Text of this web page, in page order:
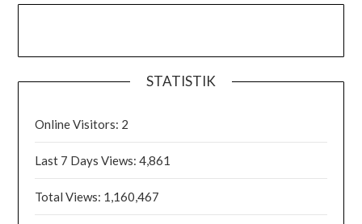
STATISTIK
Online Visitors: 2
Last 7 Days Views:4,861
Total Views: 1,160,467